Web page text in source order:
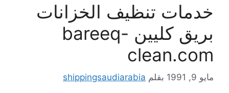
خدمات تنظيف الخزانات
بريق كليين bareeq-
clean.com
مايو 9, 1991 بقلم shippingsaudiarabia